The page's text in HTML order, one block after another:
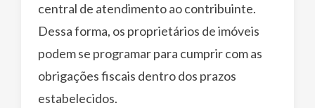
central de atendimento ao contribuinte.
Dessa forma, os proprietários de imóveis
podem se programar para cumprir com as
obrigações fiscais dentro dos prazos
estabelecidos.